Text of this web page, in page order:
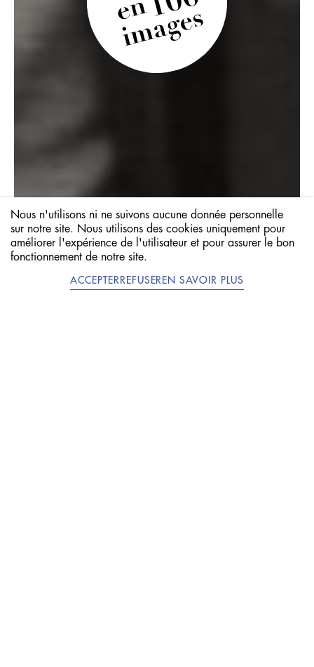
JE VISITE !
VISITE SCOLAIRE
NEWSLETTER
Nous n'utilisons ni ne suivons aucune donnée personnelle
sur notre site. Nous utilisons des cookies uniquement pour
améliorer l'expérience de l'utilisateur et pour assurer le bon
fonctionnement de notre site.
ACCEPTER REFUSER EN SAVOIR PLUS